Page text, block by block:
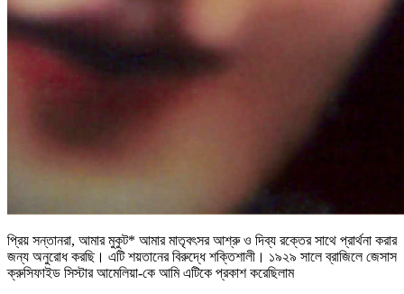
প্রিয় সন্তানরা, আমার মুকুট* আমার মাতৃবৎসর আশ্রু ও দিব্য রক্তের সাথে প্রার্থনা করার
জন্য অনুরোধ করছি। এটি শয়তানের বিরুদ্ধে শক্তিশালী। ১৯২৯ সালে ব্রাজিলে জেসাস
ক্রুসিফাইড সিস্টার আমেলিয়া-কে আমি এটিকে প্রকাশ করেছিলাম